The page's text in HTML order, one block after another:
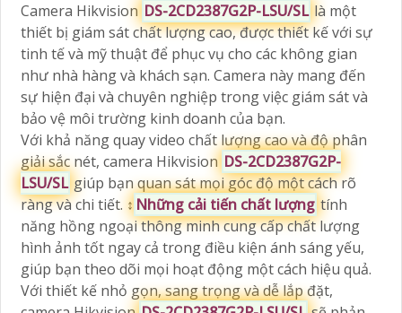
Camera Hikvision DS-2CD2387G2P-LSU/SL là một
thiết bị giám sát chất lượng cao, được thiết kế với sự
tinh tế và mỹ thuật để phục vụ cho các không gian
như nhà hàng và khách sạn. Camera này mang đến
sự hiện đại và chuyên nghiệp trong việc giám sát và
bảo vệ môi trường kinh doanh của bạn.
Với khả năng quay video chất lượng cao và độ phân
giải sắc nét, camera Hikvision DS-2CD2387G2P-
LSU/SL giúp bạn quan sát mọi góc độ một cách rõ
ràng và chi tiết. ↕️ Những cải tiến chất lượng tính
năng hồng ngoại thông minh cung cấp chất lượng
hình ảnh tốt ngay cả trong điều kiện ánh sáng yếu,
giúp bạn theo dõi mọi hoạt động một cách hiệu quả.
Với thiết kế nhỏ gọn, sang trọng và dễ lắp đặt,